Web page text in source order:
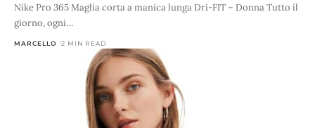
Nike Pro 365 Maglia corta a manica lunga Dri-FIT – Donna Tutto il
giorno, ogni…
MARCELLO 2 MIN READ